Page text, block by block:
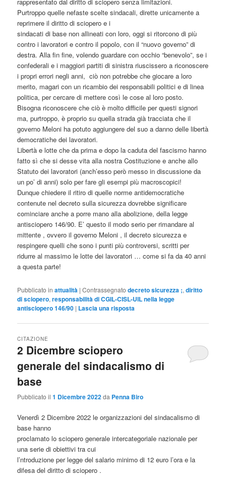
Purtroppo quelle nefaste scelte sindacali, dirette unicamente a
reprimere il diritto di sciopero e i
sindacati di base non allineati con loro, oggi si ritorcono di più
contro i lavoratori e contro il popolo, con il “nuovo governo” di
destra. Alla fin fine, volendo guardare con occhio “benevolo”, se i
confederali e i maggiori partiti di sinistra riuscissero a riconoscere
i propri errori negli anni, ciò non potrebbe che giocare a loro
merito, magari con un ricambio dei responsabili politici e di linea
politica, per cercare di mettere così le cose al loro posto.
Bisogna riconoscere che ciò è molto difficile per questi signori
ma, purtroppo, è proprio su quella strada già tracciata che il
governo Meloni ha potuto aggiungere del suo a danno delle libertà
democratiche dei lavoratori.
Libertà e lotte che da prima e dopo la caduta del fascismo hanno
fatto sì che si desse vita alla nostra Costituzione e anche allo
Statuto dei lavoratori (anch’esso però messo in discussione da
un po’ di anni) solo per fare gli esempi più macroscopici!
Dunque chiedere il ritiro di quelle norme antidemocratiche
contenute nel decreto sulla sicurezza dovrebbe significare
cominciare anche a porre mano alla abolizione, della legge
antisciopero 146/90. E’ questo il modo serio per rimandare al
mittente , ovvero il governo Meloni , il decreto sicurezza e
respingere quelli che sono i punti più controversi, scritti per
ridurre al massimo le lotte dei lavoratori … come si fa da 40 anni
a questa parte!
Pubblicato in attualità |Contrassegnato decreto sicurezza ;,diritto
di sciopero,responsabilità di CGIL-CISL-UIL nella legge
antisciopero 146/90 | Lascia una risposta
2 Dicembre sciopero
generale del sindacalismo di
base
CITAZIONE
Pubblicato il1 Dicembre 2022da Penna Biro
Venerdì 2 Dicembre 2022 le organizzazioni del sindacalismo di
base hanno
proclamato lo sciopero generale intercategoriale nazionale per
una serie di obiettivi tra cui
l’ntroduzione per legge del salario minimo di 12 euro l’ora e la
difesa del diritto di sciopero .